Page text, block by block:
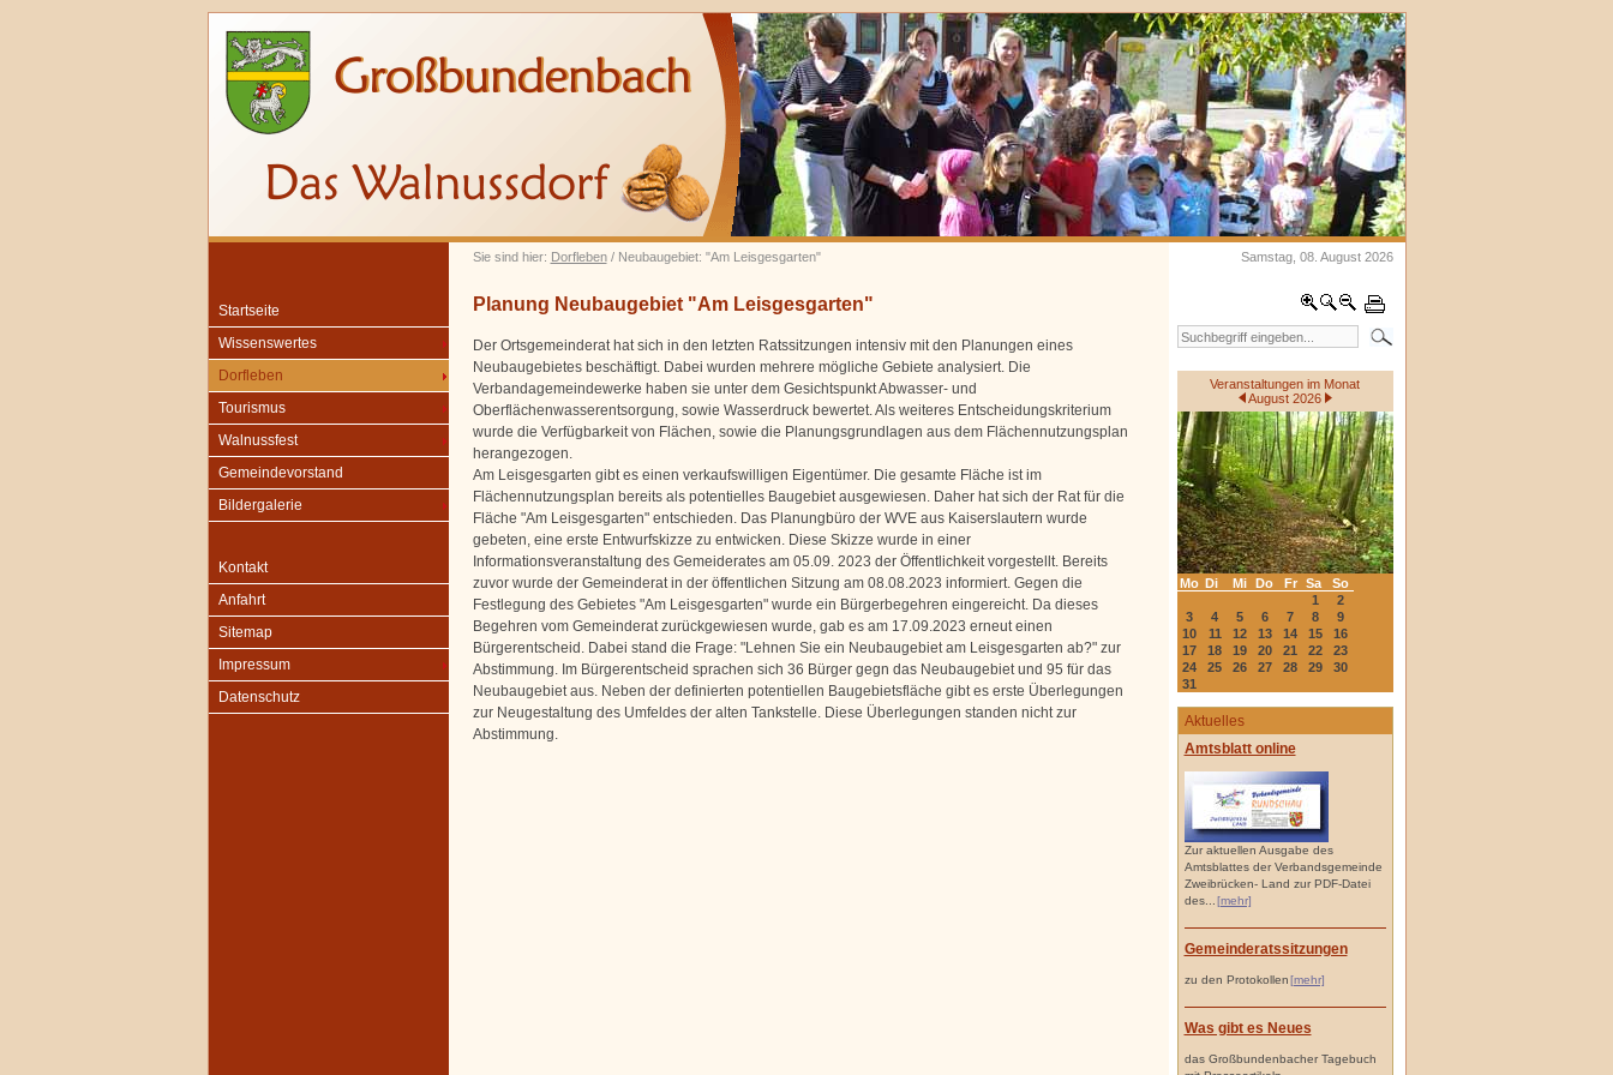
Sie sind hier: Dorfleben/ Neubaugebiet: "Am Leisgesgarten" Samstag, 08. August 2026
Startseite
Wissenswertes
Dorfleben
Tourismus
Walnussfest
Gemeindevorstand
Bildergalerie
Kontakt
Anfahrt
Sitemap
Impressum
Datenschutz
Veranstaltungen im Monat
August 2026
Mo Di Mi Do Fr Sa
So
1
2
3
4 5 6 7 8
9
10
11 12 13 14 15
16
17
18 19 20 21 22
23
24
25 26 27 28 29
30
31
Aktuelles
Amtsblatt online
Zur aktuellen Ausgabe des
Amtsblattes der Verbandsgemeinde
Zweibrücken- Land zur PDF-Datei
des...
[mehr]
Gemeinderatssitzungen
zu den Protokollen[mehr]
Was gibt es Neues
das Großbundenbacher Tagebuch
Planung Neubaugebiet "Am Leisgesgarten"
Der Ortsgemeinderat hat sich in den letzten Ratssitzungen intensiv mit den Planungen eines
Neubaugebietes beschäftigt. Dabei wurden mehrere mögliche Gebiete analysiert. Die
Verbandagemeindewerke haben sie unter dem Gesichtspunkt Abwasser- und
Oberflächenwasserentsorgung, sowie Wasserdruck bewertet. Als weiteres Entscheidungskriterium
wurde die Verfügbarkeit von Flächen, sowie die Planungsgrundlagen aus dem Flächennutzungsplan
herangezogen.
Am Leisgesgarten gibt es einen verkaufswilligen Eigentümer. Die gesamte Fläche ist im
Flächennutzungsplan bereits als potentielles Baugebiet ausgewiesen. Daher hat sich der Rat für die
Fläche "Am Leisgesgarten" entschieden. Das Planungbüro der WVE aus Kaiserslautern wurde
gebeten, eine erste Entwurfskizze zu entwicken. Diese Skizze wurde in einer
Informationsveranstaltung des Gemeiderates am 05.09. 2023 der Öffentlichkeit vorgestellt. Bereits
zuvor wurde der Gemeinderat in der öffentlichen Sitzung am 08.08.2023 informiert. Gegen die
Festlegung des Gebietes "Am Leisgesgarten" wurde ein Bürgerbegehren eingereicht. Da dieses
Begehren vom Gemeinderat zurückgewiesen wurde, gab es am 17.09.2023 erneut einen
Bürgerentscheid. Dabei stand die Frage: "Lehnen Sie ein Neubaugebiet am Leisgesgarten ab?" zur
Abstimmung. Im Bürgerentscheid sprachen sich 36 Bürger gegn das Neubaugebiet und 95 für das
Neubaugebiet aus. Neben der definierten potentiellen Baugebietsfläche gibt es erste Überlegungen
zur Neugestaltung des Umfeldes der alten Tankstelle. Diese Überlegungen standen nicht zur
Abstimmung.